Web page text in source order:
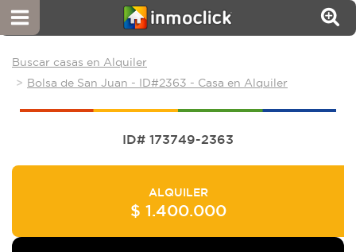
Buscar casas en Alquiler
Bolsa de San Juan - ID#2363 - Casa en Alquiler
ID# 173749-2363
ALQUILER
$ 1.400.000